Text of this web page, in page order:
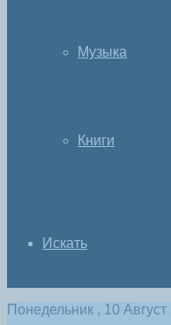
Музыка
Книги
Искать
Понедельник , 10 Август